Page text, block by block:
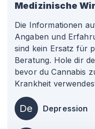
Medizinische
Die Informationen
Angaben und
sind kein Ersatz für
Beratung. Hole dir
bevor du Cannabis
Krankheit
De Depression